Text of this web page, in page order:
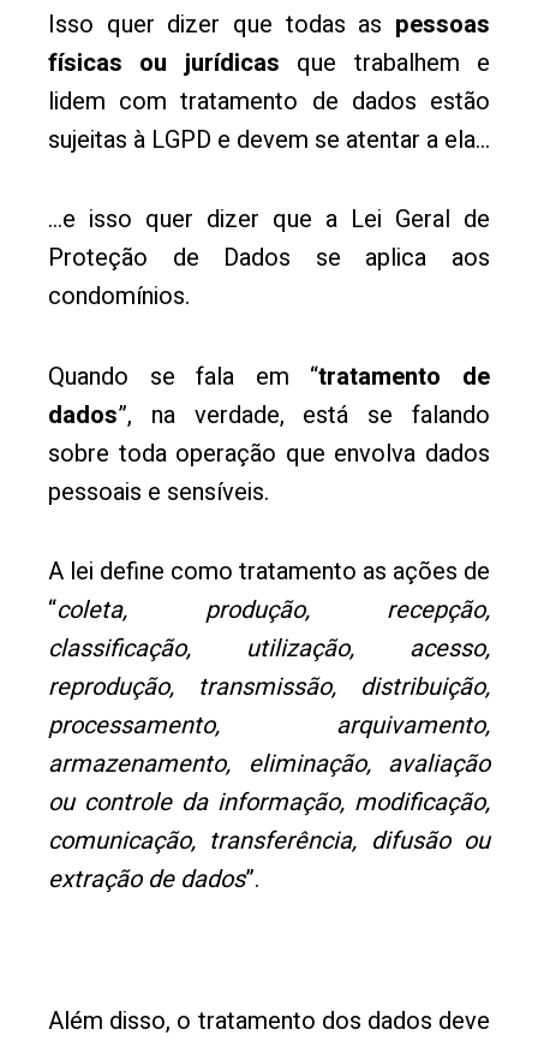
Isso quer dizer que todas as pessoas
físicas ou jurídicas que trabalhem e
lidem com tratamento de dados estão
sujeitas à LGPD e devem se atentar a ela…
…e isso quer dizer que a Lei Geral de
Proteção de Dados se aplica aos
condomínios.
Quando se fala em “tratamento de
dados”, na verdade, está se falando
sobre toda operação que envolva dados
pessoais e sensíveis.
A lei define como tratamento as ações de
“coleta, produção, recepção,
classificação, utilização, acesso,
reprodução, transmissão, distribuição,
processamento, arquivamento,
armazenamento, eliminação, avaliação
ou controle da informação, modificação,
comunicação, transferência, difusão ou
extração de dados”.
Além disso, o tratamento dos dados deve